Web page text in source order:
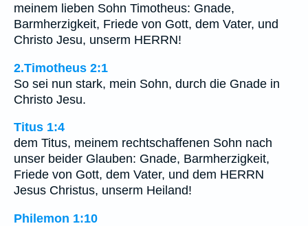
meinem lieben Sohn Timotheus: Gnade,
Barmherzigkeit, Friede von Gott, dem Vater, und
Christo Jesu, unserm HERRN!
2.Timotheus 2:1
So sei nun stark, mein Sohn, durch die Gnade in
Christo Jesu.
Titus 1:4
dem Titus, meinem rechtschaffenen Sohn nach
unser beider Glauben: Gnade, Barmherzigkeit,
Friede von Gott, dem Vater, und dem HERRN
Jesus Christus, unserm Heiland!
Philemon 1:10